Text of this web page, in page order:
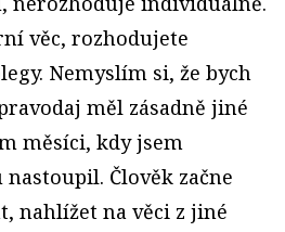
věc, rozhodujete
Nemyslím si, že bych
měl zásadně jiné
měsíci, kdy jsem
Člověk začne
nahlížet na věci z jiné